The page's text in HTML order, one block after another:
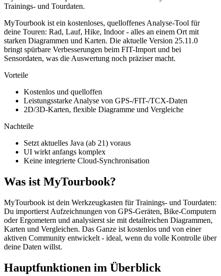
Trainings- und Tourdaten.
MyTourbook ist ein kostenloses, quelloffenes Analyse-Tool für
deine Touren: Rad, Lauf, Hike, Indoor - alles an einem Ort mit
starken Diagrammen und Karten. Die aktuelle Version 25.11.0
bringt spürbare Verbesserungen beim FIT-Import und bei
Sensordaten, was die Auswertung noch präziser macht.
Vorteile
Kostenlos und quelloffen
Leistungsstarke Analyse von GPS-/FIT-/TCX-Daten
2D/3D-Karten, flexible Diagramme und Vergleiche
Nachteile
Setzt aktuelles Java (ab 21) voraus
UI wirkt anfangs komplex
Keine integrierte Cloud-Synchronisation
Was ist MyTourbook?
MyTourbook ist dein Werkzeugkasten für Trainings- und Tourdaten:
Du importierst Aufzeichnungen von GPS-Geräten, Bike-Computern
oder Ergometern und analysierst sie mit detailreichen Diagrammen,
Karten und Vergleichen. Das Ganze ist kostenlos und von einer
aktiven Community entwickelt - ideal, wenn du volle Kontrolle über
deine Daten willst.
Hauptfunktionen im Überblick